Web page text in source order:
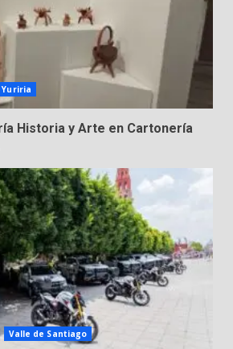
Yuriria
Historia y Arte en Cartonería
Valle de Santiago